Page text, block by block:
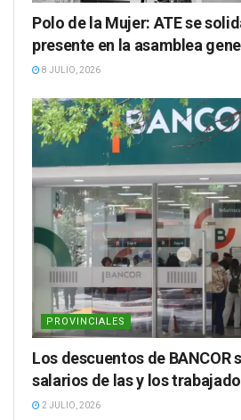
Polo de la Mujer: ATE se
presente en la asamblea
8 JULIO, 2026
PROVINCIALES
Los descuentos de BANCOR
salarios de las y los
2 JULIO, 2026